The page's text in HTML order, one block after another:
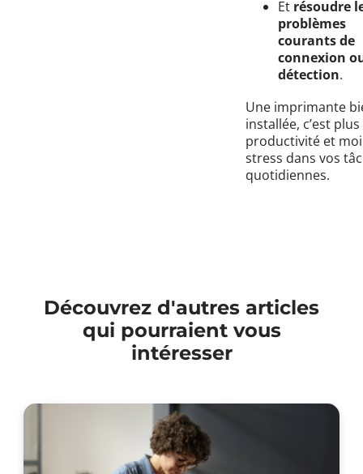
Et résoudre
problèmes
courants de
connexion
détection.
Une imprimante
installée, c’est
productivité et
stress dans vos
quotidiennes.
Découvrez d'autres articles
qui pourraient vous
intéresser